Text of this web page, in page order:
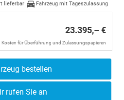
lieferbar Fahrzeug mit Tageszulassung
23.395,– €
Kosten für Überführung und Zulassungspapieren
bestellen
rufen Sie an